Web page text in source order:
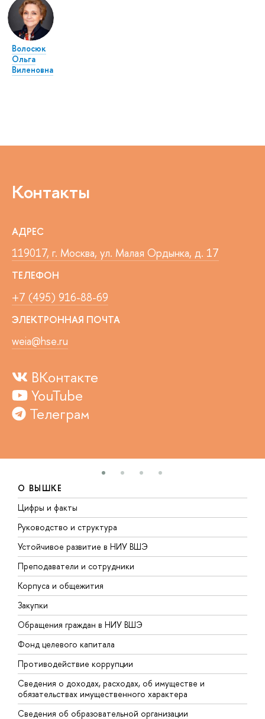
Волосюк
Ольга
Виленовна
Контакты
АДРЕС
119017, г. Москва, ул. Малая Ордынка, д. 17
ТЕЛЕФОН
+7 (495) 916-88-69
ЭЛЕКТРОННАЯ ПОЧТА
weia@hse.ru
ВКонтакте
YouTube
Телеграм
О ВЫШКЕ
Цифры и факты
Руководство и структура
Устойчивое развитие в НИУ ВШЭ
Преподаватели и сотрудники
Корпуса и общежития
Закупки
Обращения граждан в НИУ ВШЭ
Фонд целевого капитала
Противодействие коррупции
Сведения о доходах, расходах, об имуществе и
обязательствах имущественного характера
Сведения об образовательной организации